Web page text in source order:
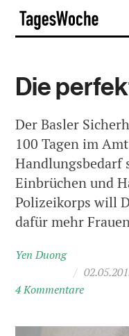
Skip
content
Die
Der Basler
100 Tagen im
Handlungsbedarf
Einbrüchen und
Polizeikorps will
dafür mehr
Yen Duong
/
4 Kommentare